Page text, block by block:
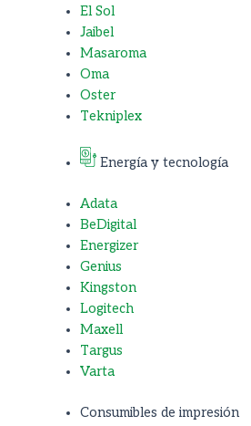
El Sol
Jaibel
Masaroma
Oma
Oster
Tekniplex
Energía y tecnología
Adata
BeDigital
Energizer
Genius
Kingston
Logitech
Maxell
Targus
Varta
Consumibles de impresión